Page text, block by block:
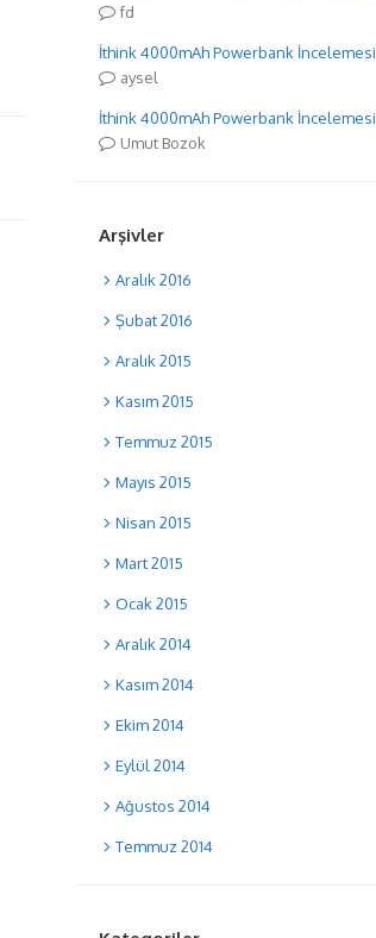
fd
İthink 4000mAh Powerbank İncelemesi
aysel
İthink 4000mAh Powerbank İncelemesi
Umut Bozok
Arşivler
Aralık 2016
Şubat 2016
Aralık 2015
Kasım 2015
Temmuz 2015
Mayıs 2015
Nisan 2015
Mart 2015
Ocak 2015
Aralık 2014
Kasım 2014
Ekim 2014
Eylül 2014
Ağustos 2014
Temmuz 2014